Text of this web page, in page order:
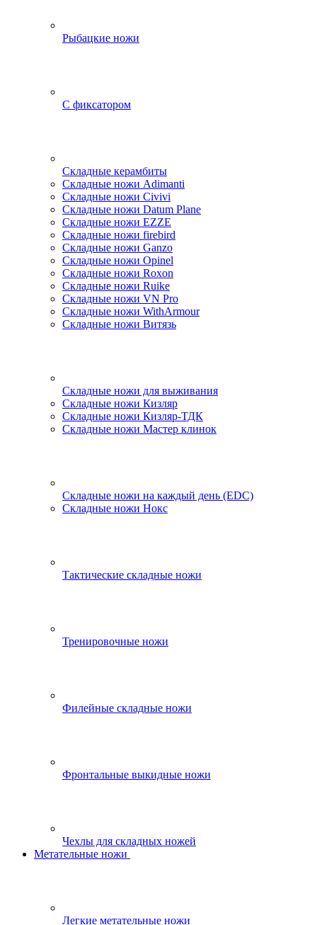
Рыбацкие ножи
С фиксатором
Складные керамбиты
Складные ножи Adimanti
Складные ножи Civivi
Складные ножи Datum Plane
Складные ножи EZZE
Складные ножи firebird
Складные ножи Ganzo
Складные ножи Opinel
Складные ножи Roxon
Складные ножи Ruike
Складные ножи VN Pro
Складные ножи WithArmour
Складные ножи Витязь
Складные ножи для выживания
Складные ножи Кизляр
Складные ножи Кизляр-ТДК
Складные ножи Мастер клинок
Складные ножи на каждый день (EDC)
Складные ножи Нокс
Тактические складные ножи
Тренировочные ножи
Филейные складные ножи
Фронтальные выкидные ножи
Чехлы для складных ножей
Метательные ножи
Легкие метательные ножи